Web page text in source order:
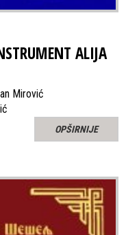
ALIJA
Mirović
OPŠIRNIJE